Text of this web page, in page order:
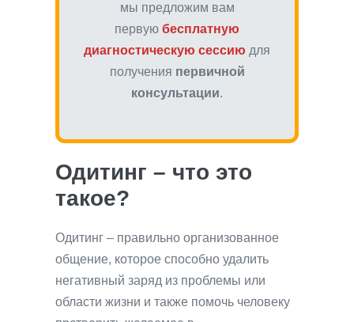
мы предложим вам
первую бесплатную
диагностическую сессию для
получения первичной
консультации.
Одитинг – что это
такое?
Одитинг – правильно организованное
общение, которое способно удалить
негативный заряд из проблемы или
области жизни и также помочь человеку